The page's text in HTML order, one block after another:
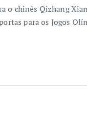
chinês Qizhang
para os Jogos